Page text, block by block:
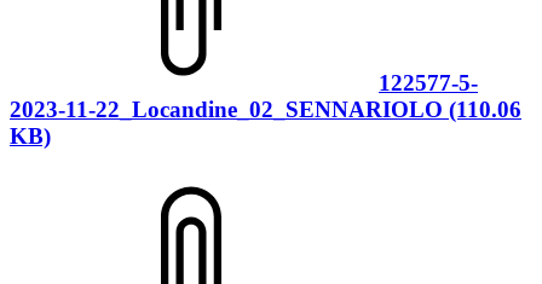
122577-5-
2023-11-22_Locandine_02_SENNARIOLO (110.06
KB)